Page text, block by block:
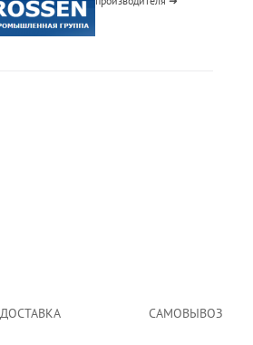
ДОСТАВКА САМОВЫВОЗ